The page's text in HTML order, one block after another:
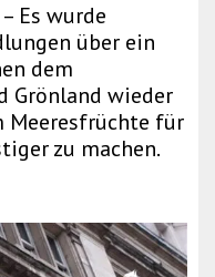
Es wurde
über ein
dem
Grönland wieder
Meeresfrüchte für
zu machen.